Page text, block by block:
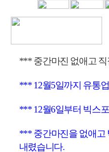
*** 중간마진 없애고
*** 12월5일까지 유통
*** 12월6일부터 빅스
*** 중간마진을 없애고
내렸습니다.